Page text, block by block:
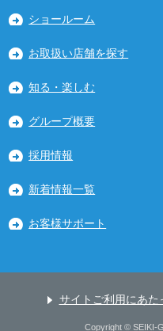
ショールーム
お取扱い店舗を探す
知る・楽しむ
グループ概要
採用情報
新着情報一覧
お客様サポート
サイトご利用にあた
Copyright © SEIKI-